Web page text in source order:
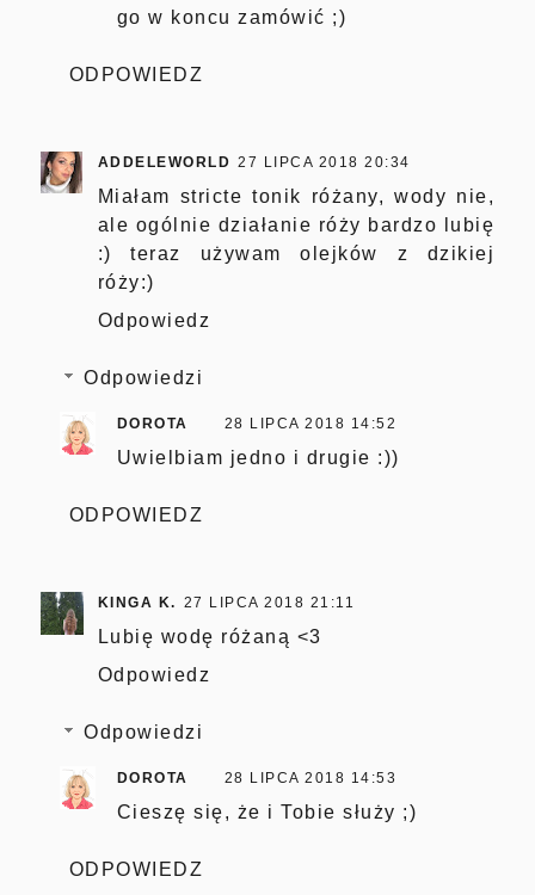
go w koncu zamówić ;)
ODPOWIEDZ
ADDELEWORLD 27 LIPCA 2018 20:34
Miałam stricte tonik różany, wody nie,
ale ogólnie działanie róży bardzo lubię
:) teraz używam olejków z dzikiej
róży:)
Odpowiedz
Odpowiedzi
DOROTA 28 LIPCA 2018 14:52
Uwielbiam jedno i drugie :))
ODPOWIEDZ
KINGA K. 27 LIPCA 2018 21:11
Lubię wodę różaną <3
Odpowiedz
Odpowiedzi
DOROTA 28 LIPCA 2018 14:53
Cieszę się, że i Tobie służy ;)
ODPOWIEDZ